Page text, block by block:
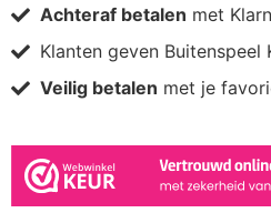
Achteraf betalen met
Klanten geven Buitenspeel
Veilig betalen met je